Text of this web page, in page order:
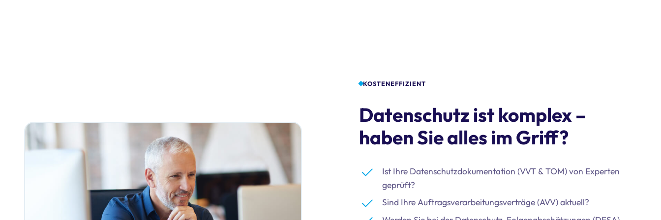
KOSTENEFFIZIENT
Datenschutz ist komplex –
haben Sie alles im Griff?
Ist Ihre Datenschutzdokumentation (VVT & TOM) von Experten
geprüft?
Sind Ihre Auftragsverarbeitungsverträge (AVV) aktuell?